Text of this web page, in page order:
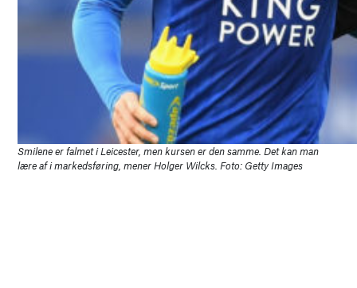
Smilene er falmet i Leicester, men kursen er den samme. Det kan man
lære af i markedsføring, mener Holger Wilcks. Foto: Getty Images